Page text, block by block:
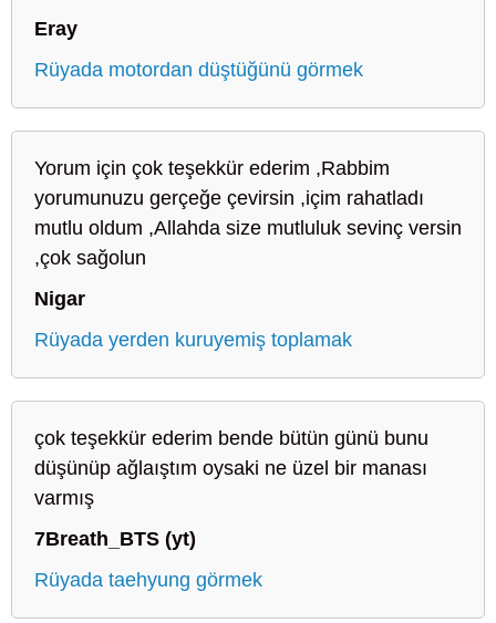
Eray
Rüyada motordan düştüğünü görmek
Yorum için çok teşekkür ederim ,Rabbim
yorumunuzu gerçeğe çevirsin ,içim rahatladı
mutlu oldum ,Allahda size mutluluk sevinç versin
,çok sağolun
Nigar
Rüyada yerden kuruyemiş toplamak
çok teşekkür ederim bende bütün günü bunu
düşünüp ağlaıştım oysaki ne üzel bir manası
varmış
7Breath_BTS (yt)
Rüyada taehyung görmek